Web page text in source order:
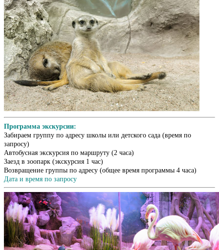
Программа экскурсии:
Забираем группу по адресу школы или детского сада (время по
запросу)
Автобусная экскурсия по маршруту (2 часа)
Заезд в зоопарк (экскурсия 1 час)
Возвращение группы по адресу (общее время программы 4 часа)
Дата и время по запросу